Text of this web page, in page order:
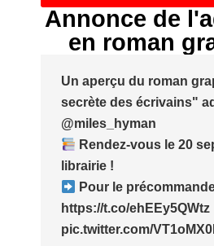
Annonce de
en roman
Un aperçu du roman
secrète des écrivains"
@miles_hyman
Rendez-vous le 20
librairie !
Pour le
https://t.co/ehEEy5QWtz
pic.twitter.com/